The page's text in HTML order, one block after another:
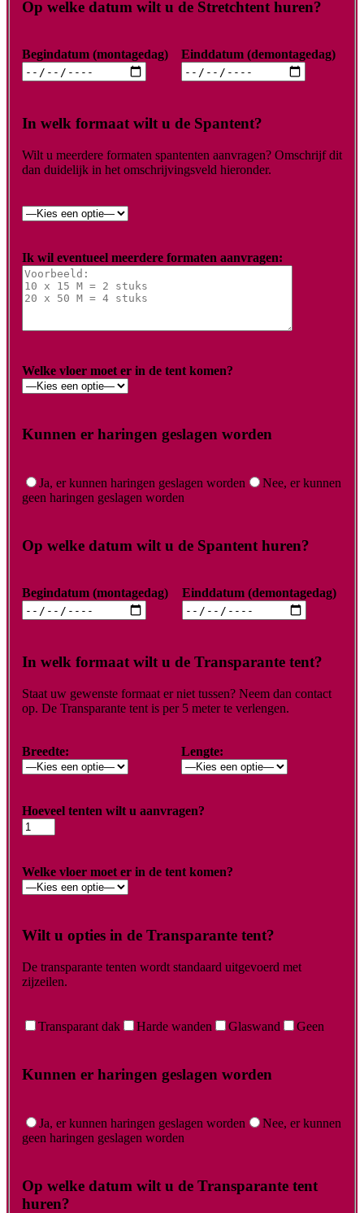
Op welke datum wilt u de Stretchtent huren?
Begindatum (montagedag) Einddatum (demontagedag)
In welk formaat wilt u de Spantent?
Wilt u meerdere formaten spantenten aanvragen? Omschrijf dit
dan duidelijk in het omschrijvingsveld hieronder.
Ik wil eventueel meerdere formaten aanvragen:
Welke vloer moet er in de tent komen?
Kunnen er haringen geslagen worden
Ja, er kunnen haringen geslagen worden
Nee, er kunnen
geen haringen geslagen worden
Op welke datum wilt u de Spantent huren?
Begindatum (montagedag) Einddatum (demontagedag)
In welk formaat wilt u de Transparante tent?
Staat uw gewenste formaat er niet tussen? Neem dan contact
op. De Transparante tent is per 5 meter te verlengen.
Breedte: Lengte:
Hoeveel tenten wilt u aanvragen?
Welke vloer moet er in de tent komen?
Wilt u opties in de Transparante tent?
De transparante tenten wordt standaard uitgevoerd met
zijzeilen.
Transparant dak Harde wanden Glaswand Geen
Kunnen er haringen geslagen worden
Ja, er kunnen haringen geslagen worden
Nee, er kunnen
geen haringen geslagen worden
Op welke datum wilt u de Transparante tent
huren?